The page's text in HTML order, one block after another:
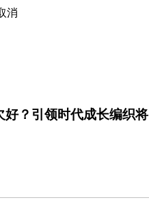
消
好？引领时代成长编织将